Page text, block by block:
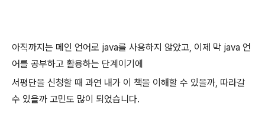
아직까지는 메인 언어로 java를 사용하지 않았고, 이제 막 java 언
어를 공부하고 활용하는 단계이기에
서평단을 신청할 때 과연 내가 이 책을 이해할 수 있을까, 따라갈
수 있을까 고민도 많이 되었습니다.